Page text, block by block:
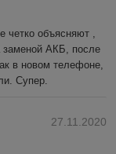
четко объясняют ,
заменой АКБ, после
в новом телефоне,
Супер.
27.11.2020